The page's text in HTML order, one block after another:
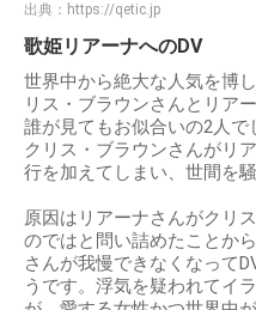
出典： https://qetic.jp
歌姫リアーナへのDV
世界中から絶大な人気を博
リス・ブラウンさんとリア
誰が見てもお似合いの2人
クリス・ブラウンさんがリ
行を加えてしまい、世間を騒
原因はリアーナさんがクリ
のではと問い詰めたことか
さんが我慢できなくなって
うです。浮気を疑われてイ